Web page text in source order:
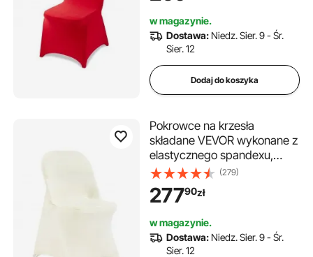
95 cm), kolor czerwony
w magazynie.
Dostawa: Niedz. Sier. 9 - Śr.
Sier. 12
Dodaj do koszyka
Pokrowce na krzesła
składane VEVOR wykonane z
elastycznego spandexu,
uniwersalne, zdejmowane i
nadające się do prania, na
wesela, imprezy i do jadalni
słoniowa)
(279)
27790zł
w magazynie.
Dostawa: Niedz. Sier. 9 - Śr.
Sier. 12